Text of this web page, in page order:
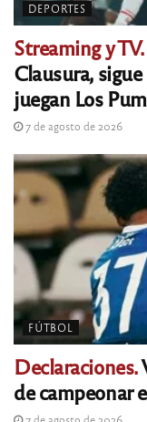
DEPORTES
Streaming y TV.
Clausura,
juegan Los
7 de agosto de 2026
FÚTBOL
Declaraciones.
de campeonar